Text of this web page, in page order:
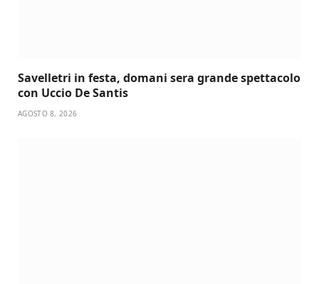
Savelletri in festa, domani sera grande spettacolo
con Uccio De Santis
AGOSTO 8, 2026